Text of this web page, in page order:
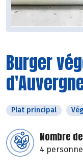
Burger
Plat principal
Nombre
4